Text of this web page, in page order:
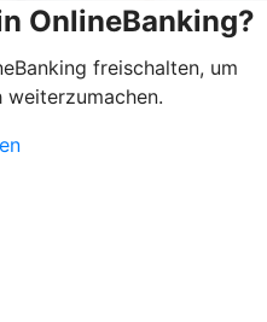
OnlineBanking?
freischalten, um
weiterzumachen.